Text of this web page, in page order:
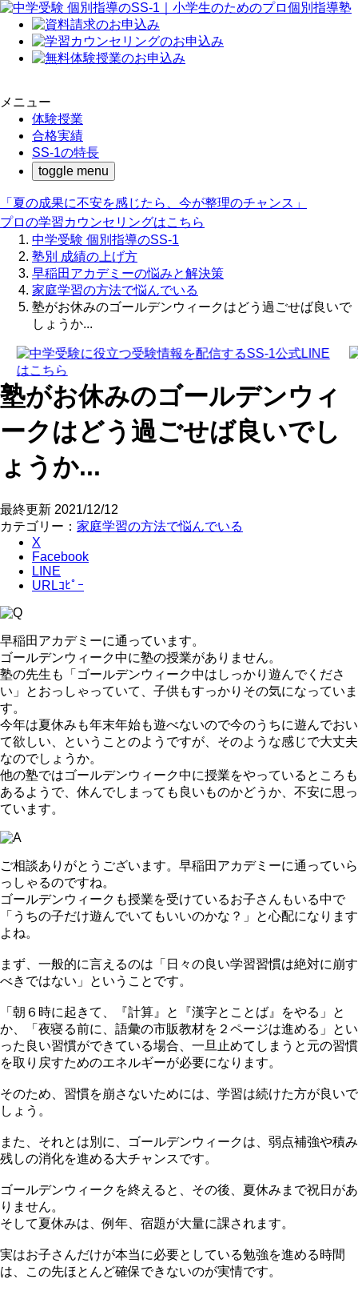
メニュー
体験授業
合格実績
SS-1の特長
toggle menu
「夏の成果に不安を感じたら、今が整理のチャンス」
プロの学習カウンセリングはこちら
中学受験 個別指導のSS-1
塾別 成績の上げ方
早稲田アカデミーの悩みと解決策
家庭学習の方法で悩んでいる
塾がお休みのゴールデンウィークはどう過ごせば良いで
しょうか...
塾がお休みのゴールデンウィ
ークはどう過ごせば良いでし
ょうか...
最終更新 2021/12/12
カテゴリー： 家庭学習の方法で悩んでいる
X
Facebook
LINE
URLｺﾋﾟｰ
早稲田アカデミーに通っています。
ゴールデンウィーク中に塾の授業がありません。
塾の先生も「ゴールデンウィーク中はしっかり遊んでくださ
い」とおっしゃっていて、子供もすっかりその気になっていま
す。
今年は夏休みも年末年始も遊べないので今のうちに遊んでおい
て欲しい、ということのようですが、そのような感じで大丈夫
なのでしょうか。
他の塾ではゴールデンウィーク中に授業をやっているところも
あるようで、休んでしまっても良いものかどうか、不安に思っ
ています。
ご相談ありがとうございます。早稲田アカデミーに通っていら
っしゃるのですね。
ゴールデンウィークも授業を受けているお子さんもいる中で
「うちの子だけ遊んでいてもいいのかな？」と心配になります
よね。
まず、一般的に言えるのは「日々の良い学習習慣は絶対に崩す
べきではない」ということです。
「朝６時に起きて、『計算』と『漢字とことば』をやる」と
か、「夜寝る前に、語彙の市販教材を２ページは進める」とい
った良い習慣ができている場合、一旦止めてしまうと元の習慣
を取り戻すためのエネルギーが必要になります。
そのため、習慣を崩さないためには、学習は続けた方が良いで
しょう。
また、それとは別に、ゴールデンウィークは、弱点補強や積み
残しの消化を進める大チャンスです。
ゴールデンウィークを終えると、その後、夏休みまで祝日があ
りません。
そして夏休みは、例年、宿題が大量に課されます。
実はお子さんだけが本当に必要としている勉強を進める時間
は、この先ほとんど確保できないのが実情です。